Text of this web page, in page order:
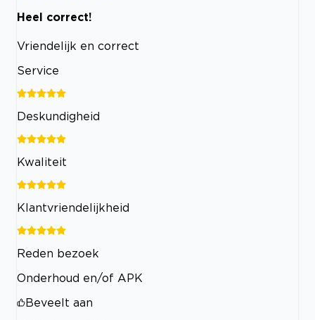
Heel correct!
Vriendelijk en correct
Service
Deskundigheid
Kwaliteit
Klantvriendelijkheid
Reden bezoek
Onderhoud en/of APK
Beveelt aan